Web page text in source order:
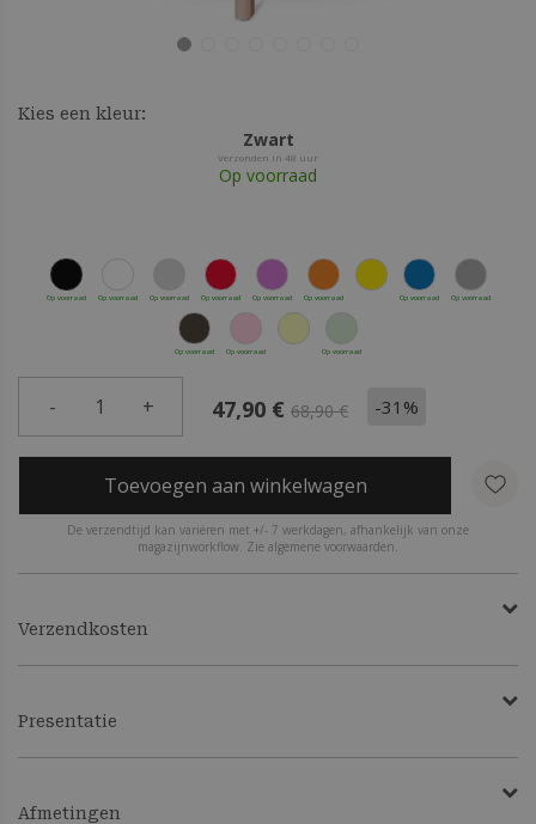
Kies een kleur:
Zwart
Verzonden in 48 uur
Op voorraad
Op voorraad Op voorraad Op voorraad Op voorraad Op voorraad Op voorraad Op voorraad Op voorraad
Op voorraad Op voorraad Op voorraad
- 1 + 47,90 € 68,90 € -31%
Toevoegen aan winkelwagen
De verzendtijd kan variëren met +/- 7 werkdagen, afhankelijk van onze
magazijnworkflow. Zie algemene voorwaarden.
Verzendkosten
Presentatie
Afmetingen